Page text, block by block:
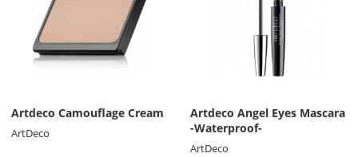
Artdeco Camouflage Cream
ArtDeco
Artdeco Angel Eyes Mascara
-Waterproof-
ArtDeco